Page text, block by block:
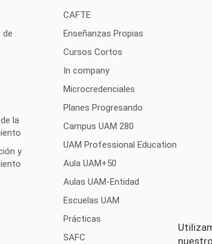
de
la
y
CAFTE
Enseñanzas Propias
Cursos Cortos
In company
Microcredenciales
Planes Progresando
Campus UAM 280
UAM Professional Education
Aula UAM+50
Aulas UAM-Entidad
Escuelas UAM
Prácticas
SAFC